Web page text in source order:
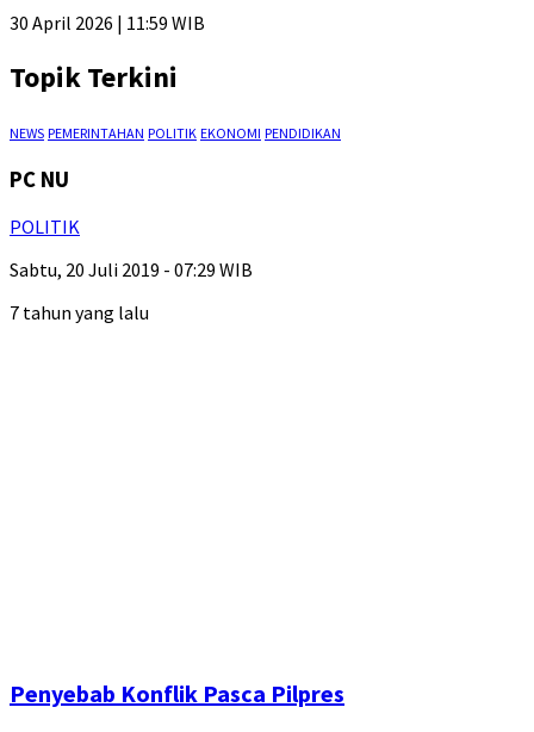
30 April 2026 | 11:59 WIB
Topik Terkini
NEWS PEMERINTAHAN POLITIK EKONOMI PENDIDIKAN
PC NU
POLITIK
Sabtu, 20 Juli 2019 - 07:29 WIB
7 tahun yang lalu
Penyebab Konflik Pasca Pilpres